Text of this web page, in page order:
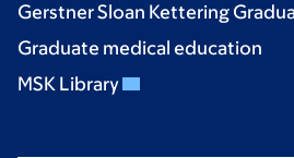
Gerstner Sloan Kettering
Graduate medical education
MSK Library